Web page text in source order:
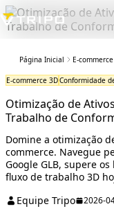
Página Inicial E-commerce
E-commerce 3DConformidade
Otimização de
Trabalho de
Domine a otimização
commerce. Navegue
Google GLB, supere
fluxo de trabalho 3D
Equipe Tripo
2026-